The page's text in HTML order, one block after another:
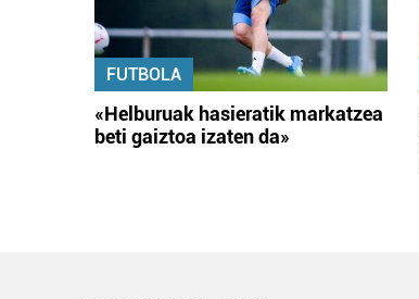
FUTBOLA
«Helburuak hasieratik markatzea
beti gaiztoa izaten da»